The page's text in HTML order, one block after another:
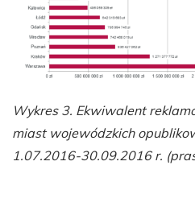
Wykres 3. Ekwiwalent
miast wojewódzkich
1.07.2016-30.09.2016 r.